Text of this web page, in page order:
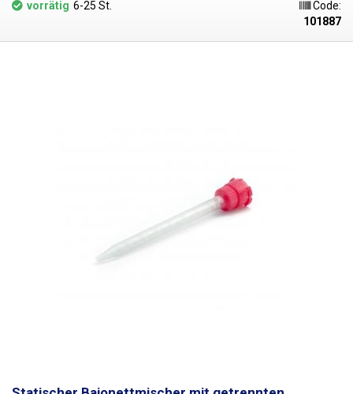
empfehlen wir die Verwendung eines längeren Statikmischers.
Viskosität.
vorrätig 6-25 St.
Code:
101887